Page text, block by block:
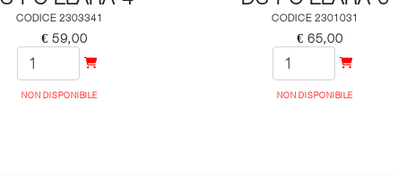
CODICE 2303341
€ 59,00
NON DISPONIBILE
CODICE 2301031
€ 65,00
NON DISPONIBILE